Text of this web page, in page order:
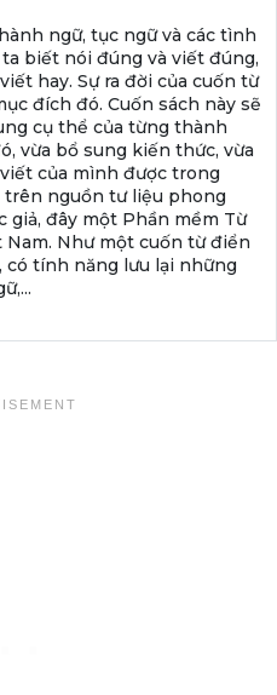
ngữ, tục ngữ và các tình
biết nói đúng và viết đúng,
hay. Sự ra đời của cuốn từ
đích đó. Cuốn sách này sẽ
cụ thể của từng thành
vừa bổ sung kiến thức, vừa
của mình được trong
trên nguồn tư liệu phong
giả, đây một Phần mềm Từ
Như một cuốn từ điển
có tính năng lưu lại những